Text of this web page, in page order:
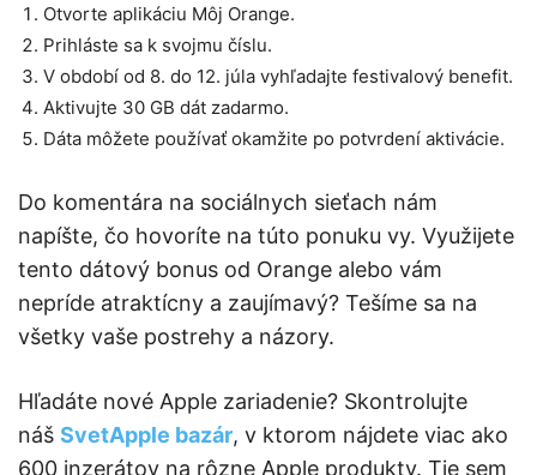
Otvorte aplikáciu Môj Orange.
Prihláste sa k svojmu číslu.
V období od 8. do 12. júla vyhľadajte festivalový benefit.
Aktivujte 30 GB dát zadarmo.
Dáta môžete používať okamžite po potvrdení aktivácie.
Do komentára na sociálnych sieťach nám
napíšte, čo hovoríte na túto ponuku vy. Využijete
tento dátový bonus od Orange alebo vám
nepríde atraktícny a zaujímavý? Tešíme sa na
všetky vaše postrehy a názory.
Hľadáte nové Apple zariadenie? Skontrolujte
náš SvetApple bazár, v ktorom nájdete viac ako
600 inzerátov na rôzne Apple produkty. Tie sem